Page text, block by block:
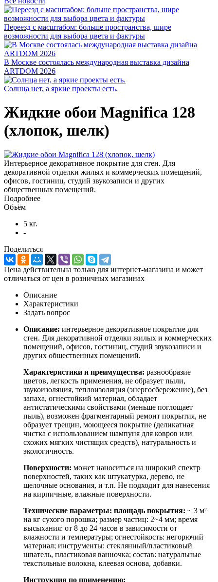
Переезд с масштабом: больше пространства, шире
возможности для выбора цвета и фактуры
В Москве состоялась международная выставка дизайна
ARTDOM 2026
Солнца нет, а яркие проекты есть.
Жидкие обои Magnifica 128
(хлопок, шелк)
Интерьерное декоративное покрытие для стен. Для
декоративной отделки жилых и коммерческих помещений,
офисов, гостиниц, студий звукозаписи и других
общественных помещений.
Подробнее
Объём
5 кг.
-
Поделиться
Цена действительна только для интернет-магазина и может
отличаться от цен в розничных магазинах
Описание
Характеристики
Задать вопрос
Описание: интерьерное декоративное покрытие для
стен. Для декоративной отделки жилых и коммерческих
помещений, офисов, гостиниц, студий звукозаписи и
других общественных помещений.
Характеристики и преимущества: разнообразие
цветов, легкость применения, не образует пыли,
звукоизоляция, теплоизоляция (энергосбережение), без
запаха, огнестойкий материал, обладает
антистатическими свойствами (меньше поглощает
пыль), возможен фрагментарный ремонт покрытия, не
образует трещин, моющееся покрытие (деликатная
чистка с использованием шампуня для ковров или
схожих мягких чистящих средств), натуральность и
экологичность.
Поверхности: может наноситься на широкий спектр
поверхностей, таких как штукатурка, дерево, не
щелочные основания, и т.п. Не подходит для нанесения
на кирпичные, влажные поверхности.
Технические параметры: площадь покрытия: ~ 3 м²
на кг сухого порошка; размер частиц: 2~4 мм; время
высыхания: от 8 до 24 часов в зависимости от
влажности и температуры; огнестойкость: негорючий
материал; инструменты: стеклянный/пластиковый
шпатель, пластиковая ванночка; состав: натуральные
текстильные волокна, клеевая основа, добавки.
Инструкция по применению: